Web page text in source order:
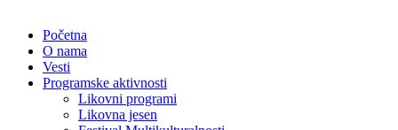
Početna
O nama
Vesti
Programske aktivnosti
Likovni programi
Likovna jesen